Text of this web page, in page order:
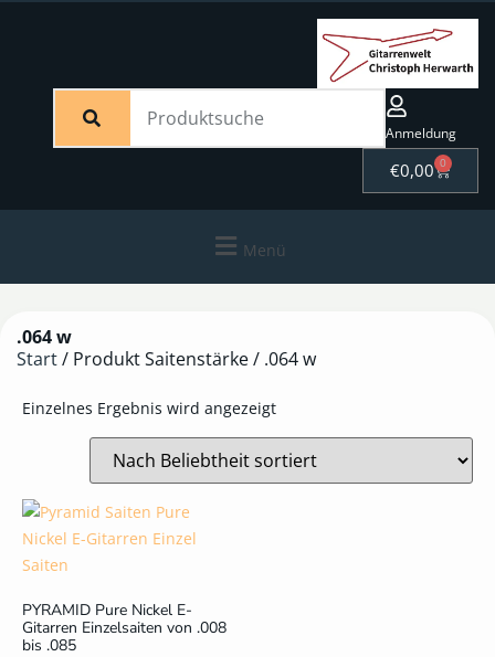
Anmeldung
€0,00 0
Menü
.064 w
Start/ Produkt Saitenstärke / .064 w
Einzelnes Ergebnis wird angezeigt
PYRAMID Pure Nickel E-
Gitarren Einzelsaiten von .008
bis .085